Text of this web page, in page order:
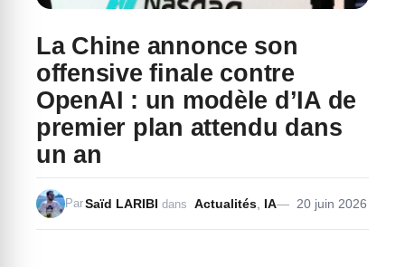
La Chine annonce son
offensive finale contre
OpenAI : un modèle d’IA de
premier plan attendu dans
un an
20 juin 2026
ParSaïd LARIBI dans Actualités IA